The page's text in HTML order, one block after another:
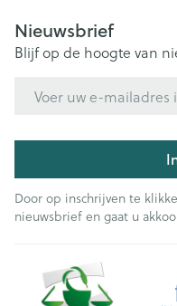
Nieuwsbrief
Blijf op de hoogte van
Door op inschrijven te
nieuwsbrief en gaat u